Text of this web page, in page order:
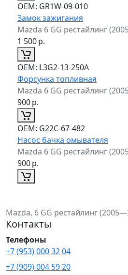
ОЕМ: GR1W-09-010
Замок зажигания
Mazda 6 GG рестайлинг
1 500р.
ОЕМ: L3G2-13-250A
Форсунка топливная
Mazda 6 GG рестайлинг
900р.
ОЕМ: G22C-67-482
Насос бачка омывателя
Mazda 6 GG рестайлинг
900р.
Mazda, 6 GG рестайлинг
Контакты
Телефоны
+7 (953) 000 32 04
+7 (909) 004 59 20